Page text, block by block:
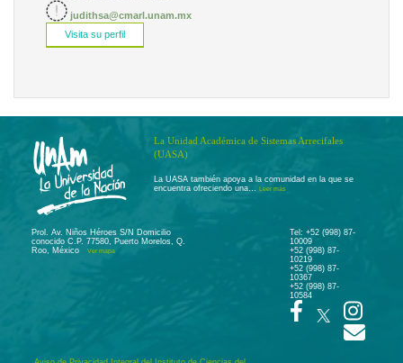
judithsa@cmarl.unam.mx
Visita su perfil
La Unidad Académica de Sistemas Arrecifales
(UASA)
La UASA también apoya a la comunidad en la que se
encuentra ofreciendo una… Leer más
Prol. Av. Niños Héroes S/N Domicilio
conocido C.P. 77580, Puerto Morelos, Q.
Roo, México Ver mapa
Tel: +52 (998) 87-
10009
+52 (998) 87-
10219
+52 (998) 87-
10367
+52 (998) 87-
10584